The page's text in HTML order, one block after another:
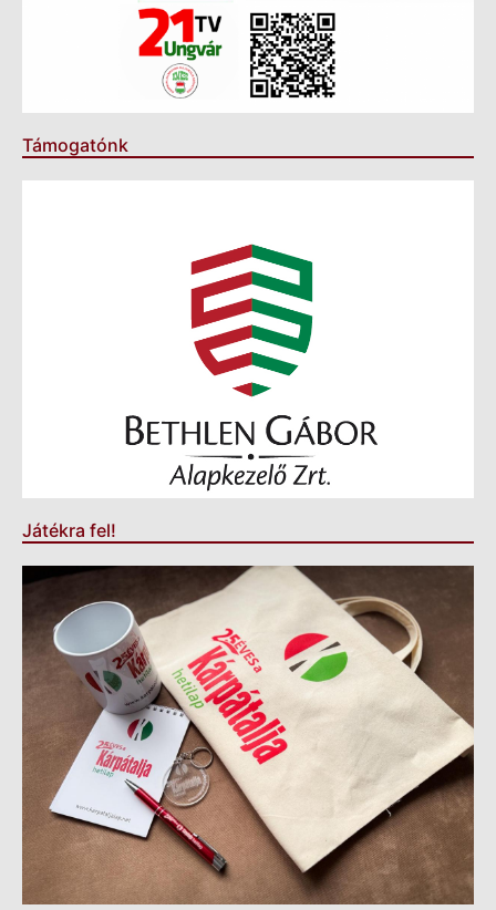
Támogatónk
Játékra fel!